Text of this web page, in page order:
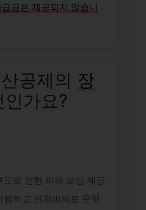
급금은 제공되지 않습니
공제의 장
인가요?
도로 인한 피해 보상 제공
렴하고 연회비제로 운영